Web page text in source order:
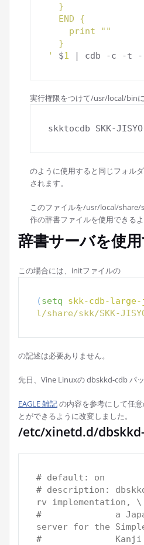
  }
  END {
    print ""
  }
'
$1 | cdb -c -t -
実行権限をつけて/usr/local/binに
のように使用すると同じフォル
されます。
このファイルを/usr/local/share/
作の辞書ファイルを使用できるよ
辞書サーバを使
この場合には、initファイルの
(setq skk-cdb-
l/share/skk/SKK-
の記述は必要ありません。
先日、Vine Linuxの dbskkd-cdb パ
EAGLE 雑記の内容を参考にして任
とができるように改変しました。
/etc/xinetd.d/
# default: on
# description:
rv implementation, \
# a
server for the
# Kanji